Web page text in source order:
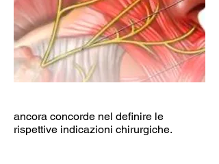
ancora concorde nel definire le
rispettive indicazioni chirurgiche.